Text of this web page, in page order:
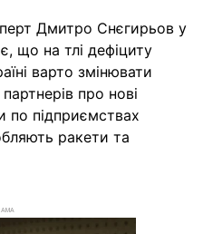
Дмитро Снєгирьов у
що на тлі дефіциту
варто змінювати
про нові
по підприємствах
ракети та